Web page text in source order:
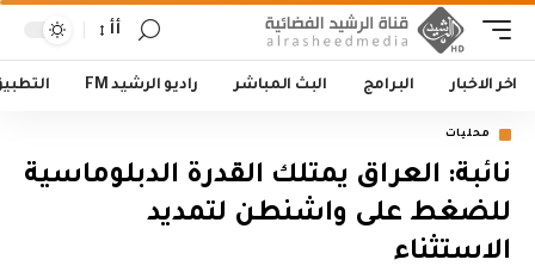
أأ
اخر الاخبار البرامج البث المباشر راديو الرشيد FM
محليات
نائبة: العراق يمتلك القدرة الدبلوماسية
للضغط على واشنطن لتمديد
الاستثناء